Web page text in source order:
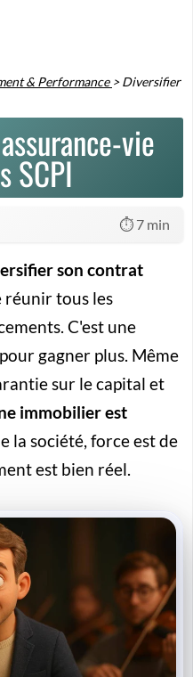
& Performance >Diversifier
vie
SCPI
⏱️ 7 min
son contrat
réunir tous les
C'est une
gagner plus. Même
sur le capital et
immobilier est
la société, force est de
est bien réel.